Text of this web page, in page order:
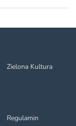
Zielona Kultura
Regulamin